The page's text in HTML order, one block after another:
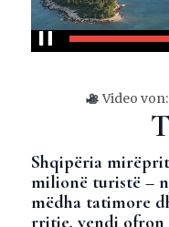
Video
Shqipëria
milionë turistë –
mëdha tatimore
rritje, vendi ofron